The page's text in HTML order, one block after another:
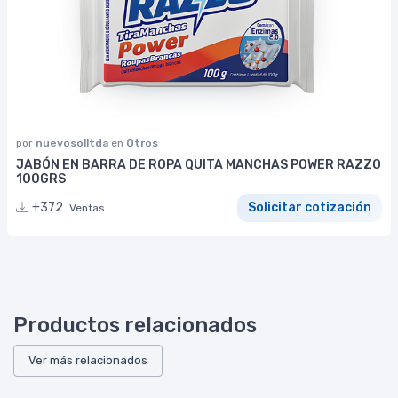
por nuevosolltda en Otros
JABÓN EN BARRA DE ROPA QUITA MANCHAS POWER RAZZO
100GRS
+372 Ventas Solicitar cotización
Productos relacionados
Ver más relacionados